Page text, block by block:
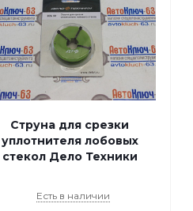
Струна для срезки
уплотнителя лобовых
стекол Дело Техники
Есть в наличии